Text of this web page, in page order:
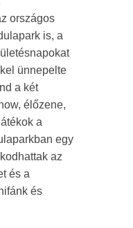
országos
is, a
ünnepelte
a két
élőzene,
a
egy
az
és a
és